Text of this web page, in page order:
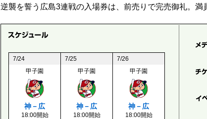
逆襲を誓う広島3連戦の入場券は、前売りで完売御礼。満
7/24 7/25
7/26
甲子園
神－広
18:00開始
甲子園
神－広
18:00開始
甲子園
神－広
18:00開始